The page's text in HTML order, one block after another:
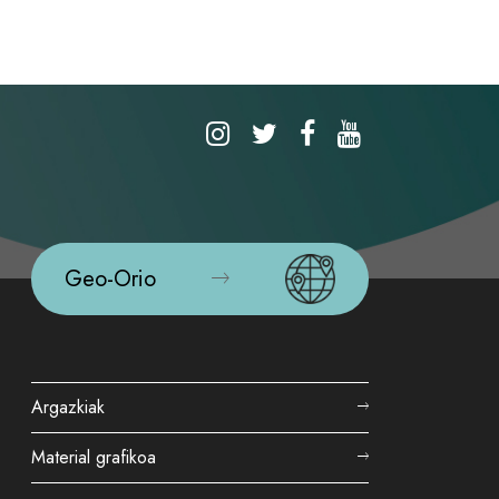
Geo-Orio
Argazkiak
Material grafikoa